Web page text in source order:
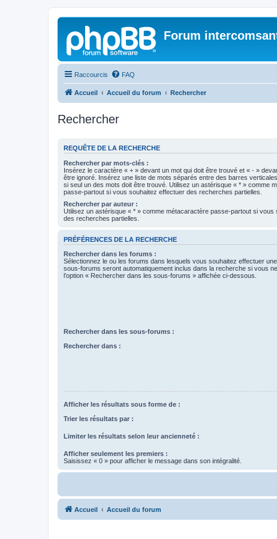
Forum
Raccourcis FAQ
Accueil Accueil du forum Rechercher
Rechercher
REQUÊTE DE LA RECHERCHE
Rechercher par mots-clés :
Insérez le caractère « + » devant un mot qui doit être trouvé et « - »
être ignoré. Insérez une liste de mots séparés entre des barres
si seul un des mots doit être trouvé. Utilisez un astérisque « * » comme
passe-partout si vous souhaitez effectuer des recherches partielles.
Rechercher par auteur :
Utilisez un astérisque « * » comme métacaractère passe-partout si vous
des recherches partielles.
PRÉFÉRENCES DE LA RECHERCHE
Rechercher dans les forums :
Sélectionnez le ou les forums dans lesquels vous souhaitez effectuer
sous-forums seront automatiquement inclus dans la recherche si vous
l’option « Rechercher dans les sous-forums » affichée ci-dessous.
Rechercher dans les sous-forums :
Rechercher dans :
Afficher les résultats sous forme de :
Trier les résultats par :
Limiter les résultats selon leur ancienneté :
Afficher seulement les premiers :
Saisissez « 0 » pour afficher le message dans son intégralité.
Accueil Accueil du forum